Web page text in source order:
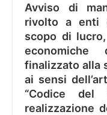
Avviso di
rivolto a enti
scopo di
economiche
finalizzato alla
ai sensi
“Codice del
realizzazione